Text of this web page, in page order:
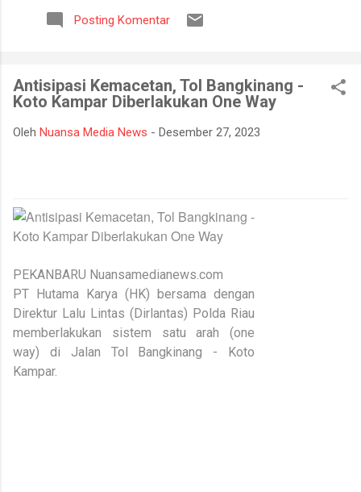
mana seseorang hidup secara konsisten di jalan Allah,
menjunjung tinggi kejujuran, serta dapat dipercaya dalam setiap
mempertahankan integritasnya karena tidak tahan terhadap
ujian kehidupan. Ketika berhadapan dengan godaan bertekuk
lutut merelakan integritasnya hancur. Padahal telah
ditimpa kebahagiaan ...
Posting Komentar
Antisipasi Kemacetan, Tol Bangkinang -
Koto Kampar Diberlakukan One Way
Oleh Nuansa Media News - Desember 27, 2023
PEKANBARU Nuansamedianews.com
PT Hutama Karya (HK) bersama dengan
Direktur Lalu Lintas (Dirlantas) Polda Riau
memberlakukan sistem satu arah (one
way) di Jalan Tol Bangkinang - Koto
Kampar.